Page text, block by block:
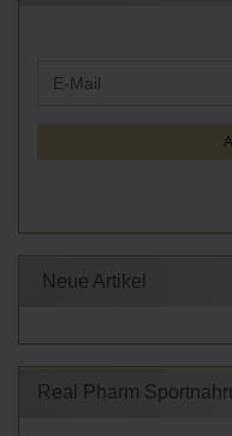
ZUR
E-
Neue Artikel
Real Pharm